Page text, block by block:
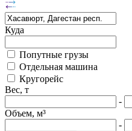
Куда
Попутные грузы
Отдельная машина
Кругорейс
Вес, т
-
Объем, м³
-